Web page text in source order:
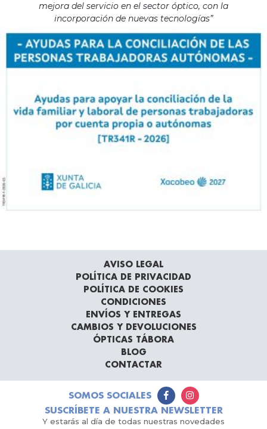
mejora del servicio en el sector óptico, con la
incorporación de nuevas tecnologías”
AVISO LEGAL
POLÍTICA DE PRIVACIDAD
POLÍTICA DE COOKIES
CONDICIONES
ENVÍOS Y ENTREGAS
CAMBIOS Y DEVOLUCIONES
ÓPTICAS TÁBORA
BLOG
CONTACTAR
SOMOS SOCIALES
SUSCRÍBETE A NUESTRA NEWSLETTER
Y estarás al día de todas nuestras novedades